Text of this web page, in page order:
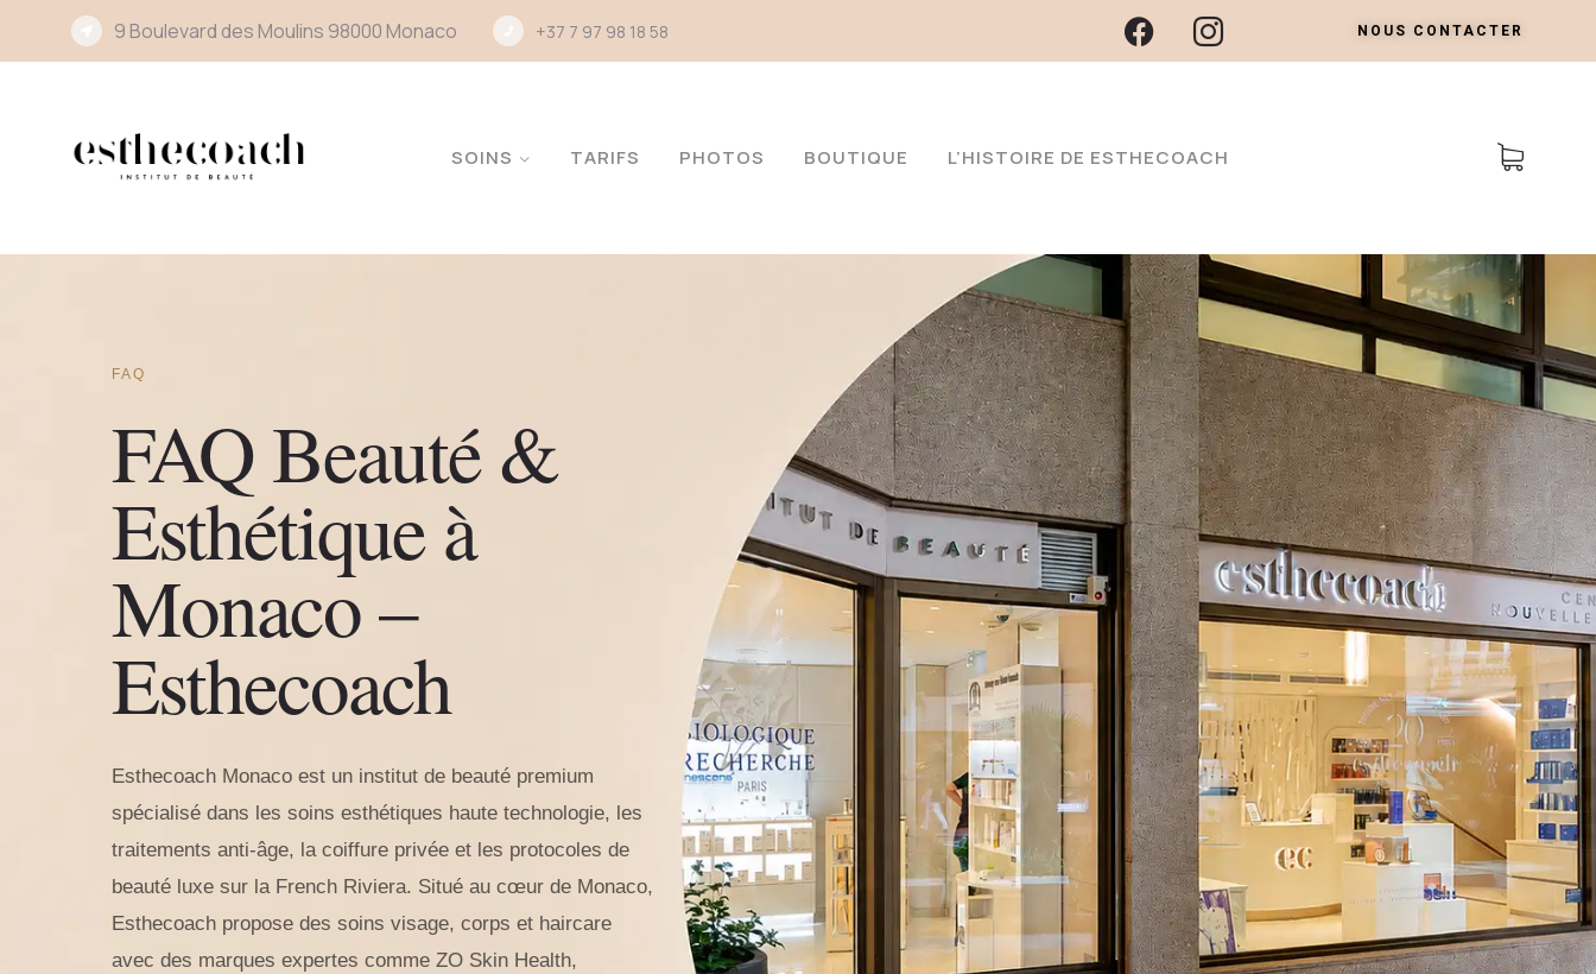
9 Boulevard des Moulins 98000 Monaco +37 7 97 98 18 58 NOUS CONTACTER
SOINS TARIFS PHOTOS BOUTIQUE L’HISTOIRE DE ESTHECOACH
FAQ
FAQ Beauté &
Esthétique à
Monaco –
Esthecoach
Esthecoach Monaco est un institut de beauté premium
spécialisé dans les soins esthétiques haute technologie, les
traitements anti-âge, la coiffure privée et les protocoles de
beauté luxe sur la French Riviera. Situé au cœur de Monaco,
Esthecoach propose des soins visage, corps et haircare
avec des marques expertes comme ZO Skin Health,